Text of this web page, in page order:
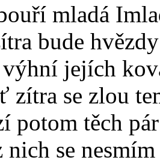
mladá
bude
jejích
zítra se zlou
potom těch
nich se